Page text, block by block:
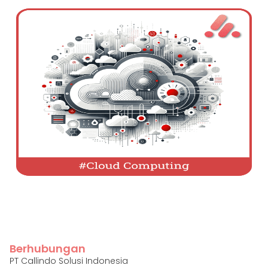
Berhubungan
PT Callindo Solusi Indonesia